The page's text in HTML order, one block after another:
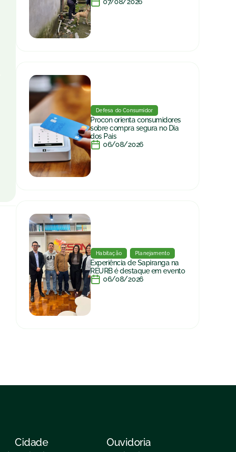
Defesa do Consumidor
Procon orienta consumidores
sobre compra segura no Dia
dos Pais
06/08/2026
Habitação Planejamento
Experiência de Sapiranga na
REURB é destaque em evento
06/08/2026
Cidade Ouvidoria